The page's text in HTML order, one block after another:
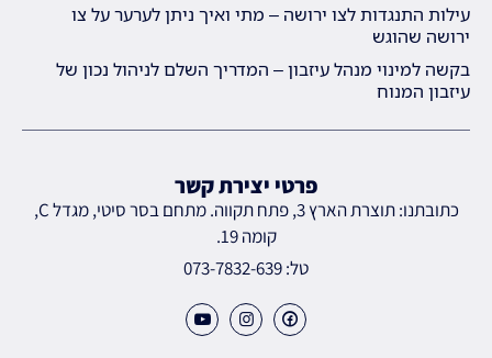
עילות התנגדות לצו ירושה – מתי ואיך ניתן לערער על צו
ירושה שהוגש
בקשה למינוי מנהל עיזבון – המדריך השלם לניהול נכון של
עיזבון המנוח
פרטי יצירת קשר
כתובתנו: תוצרת הארץ 3, פתח תקווה. מתחם בסר סיטי, מגדל C,
קומה 19.
טל: 073-7832-639